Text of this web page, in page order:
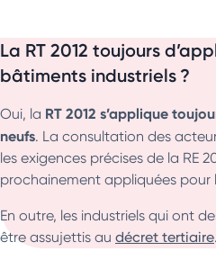
La RT 2012 toujours
bâtiments industriels ?
Oui, la RT 2012 s’applique
neufs. La consultation des
les exigences précises de la RE
prochainement appliquées pour
En outre, les industriels qui ont
être assujettis au décret tertiaire.